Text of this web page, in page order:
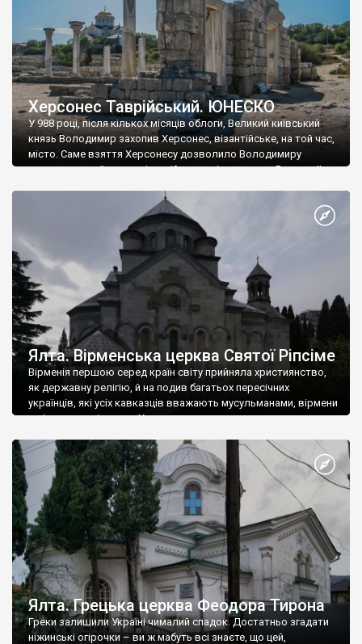
Херсонес Таврійський. ЮНЕСКО
У 988 році, після кількох місяців облоги, Великий київський
князь Володимир захопив Херсонес, візантійське, на той час,
місто. Саме взяття Херсонесу дозволило Володимиру
диктувати свої умови візантійському імператору Василю ІІ, та
Херсонесі Володимир-язичник, став Василем-християнином.
А потім було Хрещення Русі. На честь Херсонесу Таврійського
Ялта. Вірменська церква Святої Ріпсіме
Вірменія першою серед країн світу прийняла християнство,
як державну релігію, й на подив багатьох пересічних
українців, які усіх кавказців вважають мусульманами, вірмени
є відданими вірянами Христа
Ялта. Грецька церква Феодора Тирона
Греки залишили Україні чималий спадок. Достатньо згадати
ніжинські огірочки – ви ж мабуть всі знаєте, що цей,